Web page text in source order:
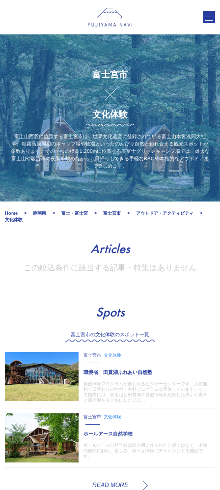
富士宮市
文化体験
富士山西麓に位置する富士宮市は、世界文化遺産に登録されている富士山本宮浅間大社
や、朝霧高原周辺のキャンプ場や牧場といったのんびり自然と触れ合える観光スポットが
多数あります。その一つの標高1,200mに位置する表富士グリーンキャンプ場では、雄大な
富士山や駿河湾の夜景を眺めながら、日帰りもできる手軽なBBQや本格的なアウトドアま
で楽しめます。
Home 静岡県 富士・富士宮 富士宮市
アウトドア・アクティビティ
文化体験
Articles
この絞込条件に該当する記事・特集はありません
Spots
富士宮市の文化体験のスポット一覧
富士宮市 文化体験
環境省 田貫湖ふれあい自然塾
自然体験プログラムが楽しめるビジターセンターです。入館無
料で日替わりの無料・有料プログラムを実施しています。そし
て館内には、富士山と田貫湖の自然情報を紹介した展示や青木
ヶ原樹海をモデルにしたプロ...
富士宮市 文化体験
ホールアース自然学校
ホールアース自然学校は観光用に作られた自然ではなく、本物
の自然に触れ、親しみ、様々な体験にチャレンジする施設で
す。
READ MORE